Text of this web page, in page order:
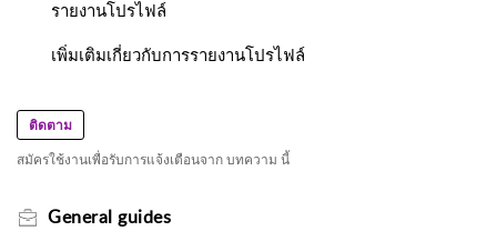
รายงานโปรไฟล์
เพิ่มเติมเกี่ยวกับการรายงานโปรไฟล์
ติดตาม
สมัครใช้งานเพื่อรับการแจ้งเตือนจาก บทความ นี้
General guides